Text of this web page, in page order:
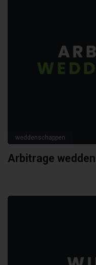
weddenschappen
Arbitrage